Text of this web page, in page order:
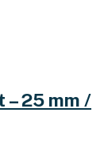
– 25 mm /